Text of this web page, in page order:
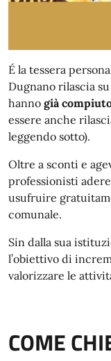
É la tessera
Dugnano rilascia
hanno già
essere anche
leggendo sotto).
Oltre a sconti e
professionisti
usufruire
comunale.
Sin dalla sua
l’obiettivo di
valorizzare le
COME